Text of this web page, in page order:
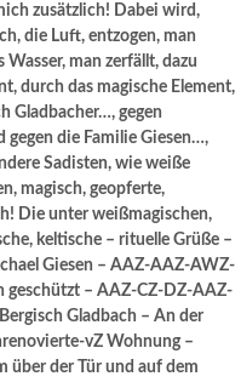
zusätzlich! Dabei wird,
die Luft, entzogen, man
man zerfällt, dazu
durch das magische Element,
Gladbacher…, gegen
die Familie Giesen…,
Sadisten, wie weiße
magisch, geopferte,
Die unter weißmagischen,
keltische – rituelle Grüße –
Giesen – AAZ-AAZ-AWZ-
geschützt – AAZ-CZ-DZ-AAZ-
Gladbach – An der
vZ Wohnung –
über der Tür und auf dem